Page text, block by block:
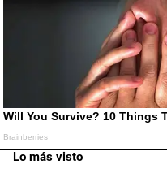
Lo más visto